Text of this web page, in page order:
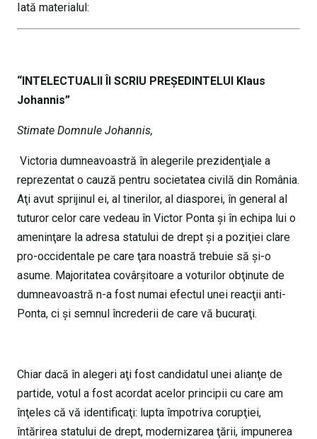
Iată materialul:
“INTELECTUALII ÎI SCRIU PREȘEDINTELUI Klaus
Johannis”
Stimate Domnule Johannis,
Victoria dumneavoastră în alegerile prezidenţiale a
reprezentat o cauză pentru societatea civilă din România.
Aţi avut sprijinul ei, al tinerilor, al diasporei, în general al
tuturor celor care vedeau în Victor Ponta şi în echipa lui o
ameninţare la adresa statului de drept şi a poziţiei clare
pro-occidentale pe care ţara noastră trebuie să şi-o
asume. Majoritatea covârşitoare a voturilor obţinute de
dumneavoastră n-a fost numai efectul unei reacţii anti-
Ponta, ci şi semnul încrederii de care vă bucuraţi.
Chiar dacă în alegeri aţi fost candidatul unei alianţe de
partide, votul a fost acordat acelor principii cu care am
înţeles că vă identificaţi: lupta împotriva corupţiei,
întărirea statului de drept, modernizarea ţării, impunerea